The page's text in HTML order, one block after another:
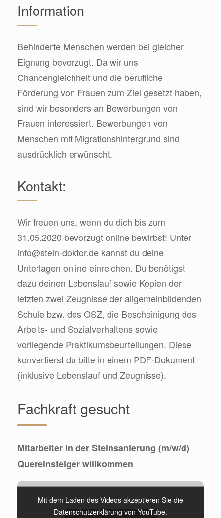
Information
Behinderte Menschen werden bei gleicher
Eignung bevorzugt. Da wir uns
Chancengleichheit und die berufliche
Förderung von Frauen zum Ziel gesetzt haben,
sind wir besonders an Bewerbungen von
Frauen interessiert. Bewerbungen von
Menschen mit Migrationshintergrund sind
ausdrücklich erwünscht.
Kontakt:
Wir freuen uns, wenn du dich bis zum
31.05.2020 bevorzugt online bewirbst! Unter
info@stein-doktor.de kannst du deine
Unterlagen online einreichen. Du benötigst
dazu deinen Lebenslauf sowie Kopien der
letzten zwei Zeugnisse der allgemeinbildenden
Schule bzw. des OSZ, die Bescheinigung des
Arbeits- und Sozialverhaltens sowie
vorliegende Praktikumsbeurteilungen. Diese
konvertierst du bitte in einem PDF-Dokument
(inklusive Lebenslauf und Zeugnisse).
Fachkraft gesucht
Mitarbeiter in der Steinsanierung (m/w/d)
Quereinsteiger willkommen
Mit dem Laden des Videos akzeptieren Sie die
Datenschutzerklärung von YouTube.